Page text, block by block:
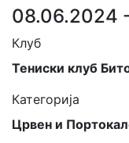
08.06.2024
Клуб
Тениски клуб
Категорија
Црвен и